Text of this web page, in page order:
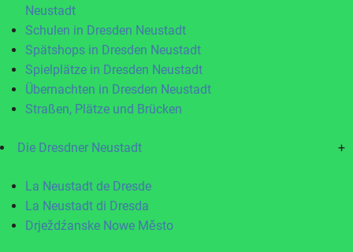
Neustadt
Schulen in Dresden Neustadt
Spätshops in Dresden Neustadt
Spielplätze in Dresden Neustadt
Übernachten in Dresden Neustadt
Straßen, Plätze und Brücken
Die Dresdner Neustadt +
La Neustadt de Dresde
La Neustadt di Dresda
Drježdźanske Nowe Město